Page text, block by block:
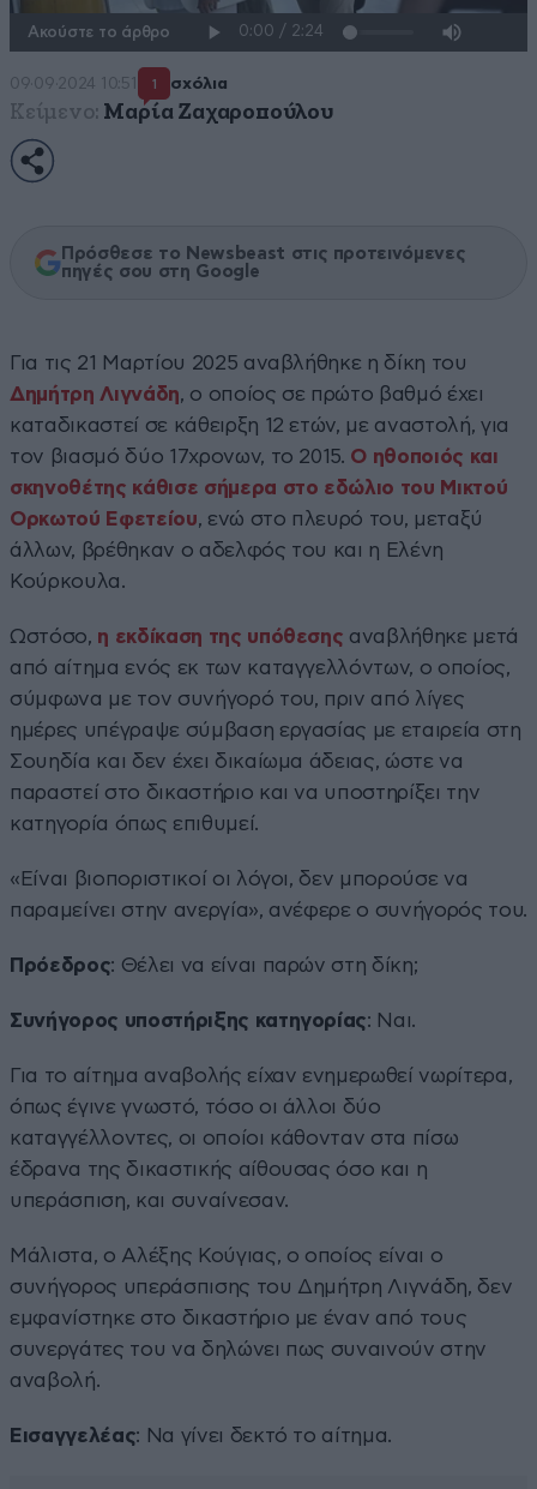
Ακούστε το άρθρο
09·09·2024 10:51 1 σχόλια
Κείμενο: Μαρία Ζαχαροπούλου
Πρόσθεσε το Newsbeast στις προτεινόμενες
πηγές σου στη Google
Για τις 21 Μαρτίου 2025 αναβλήθηκε η δίκη του
Δημήτρη Λιγνάδη, ο οποίος σε πρώτο βαθμό έχει
καταδικαστεί σε κάθειρξη 12 ετών, με αναστολή, για
τον βιασμό δύο 17χρονων, το 2015. Ο ηθοποιός και
σκηνοθέτης κάθισε σήμερα στο εδώλιο του Μικτού
Ορκωτού Εφετείου, ενώ στο πλευρό του, μεταξύ
άλλων, βρέθηκαν ο αδελφός του και η Ελένη
Κούρκουλα.
Ωστόσο, η εκδίκαση της υπόθεσης αναβλήθηκε μετά
από αίτημα ενός εκ των καταγγελλόντων, ο οποίος,
σύμφωνα με τον συνήγορό του, πριν από λίγες
ημέρες υπέγραψε σύμβαση εργασίας με εταιρεία στη
Σουηδία και δεν έχει δικαίωμα άδειας, ώστε να
παραστεί στο δικαστήριο και να υποστηρίξει την
κατηγορία όπως επιθυμεί.
«Είναι βιοποριστικοί οι λόγοι, δεν μπορούσε να
παραμείνει στην ανεργία», ανέφερε ο συνήγορός του.
Πρόεδρος: Θέλει να είναι παρών στη δίκη;
Συνήγορος υποστήριξης κατηγορίας: Ναι.
Για το αίτημα αναβολής είχαν ενημερωθεί νωρίτερα,
όπως έγινε γνωστό, τόσο οι άλλοι δύο
καταγγέλλοντες, οι οποίοι κάθονταν στα πίσω
έδρανα της δικαστικής αίθουσας όσο και η
υπεράσπιση, και συναίνεσαν.
Μάλιστα, ο Αλέξης Κούγιας, ο οποίος είναι ο
συνήγορος υπεράσπισης του Δημήτρη Λιγνάδη, δεν
εμφανίστηκε στο δικαστήριο με έναν από τους
συνεργάτες του να δηλώνει πως συναινούν στην
αναβολή.
Εισαγγελέας: Να γίνει δεκτό το αίτημα.